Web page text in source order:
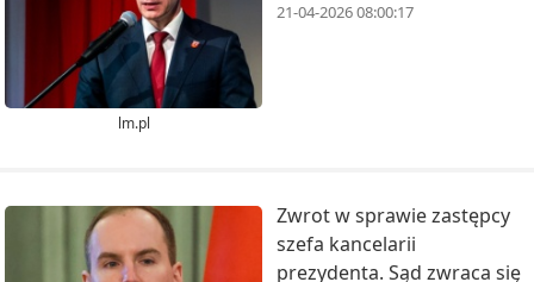
lm.pl
21-04-2026 08:00:17
Zwrot w sprawie zastępcy
szefa kancelarii
prezydenta. Sąd zwraca się